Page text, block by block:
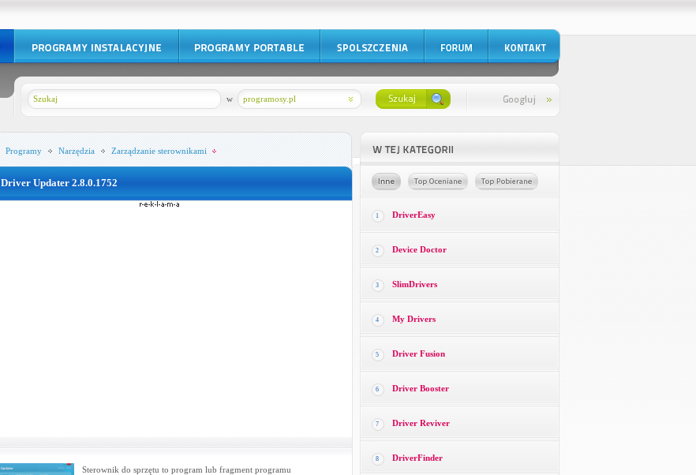
programosy.pl
w
Programy Narzędzia Zarządzanie sterownikami
Driver Updater 2.8.0.1752
Sterownik do sprzętu to program lub fragment programu
1 DriverEasy
2 Device Doctor
3 SlimDrivers
4 My Drivers
5 Driver Fusion
6 Driver Booster
7 Driver Reviver
8 DriverFinder